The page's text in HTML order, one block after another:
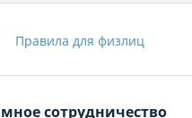
Правила для физлиц
сотрудничество